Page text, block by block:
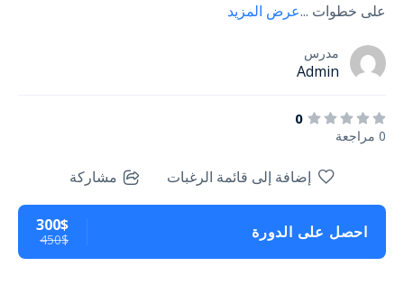
على خطوات ...عرض المزيد
مدرس
Admin
0
0 مراجعة
إضافة إلى قائمة الرغبات مشاركة
احصل على الدورة 300$
450$